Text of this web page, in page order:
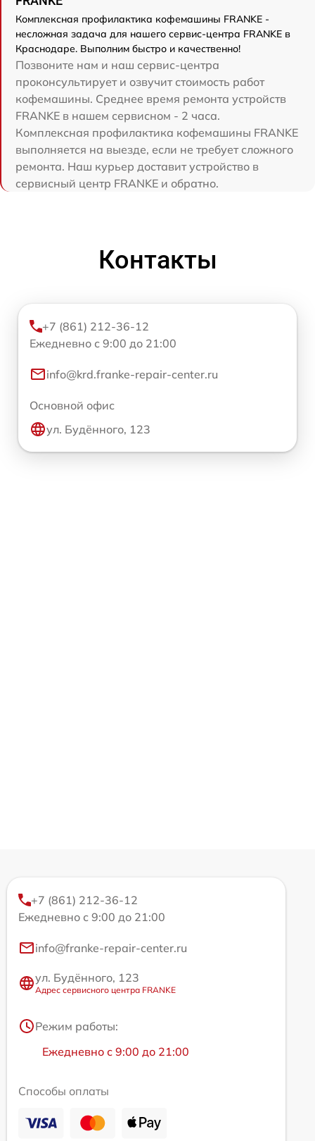
Комплексная профилактика кофемашины FRANKE -
несложная задача для нашего сервис-центра FRANKE в
Краснодаре. Выполним быстро и качественно!
Позвоните нам и наш сервис-центра
проконсультирует и озвучит стоимость работ
кофемашины. Среднее время ремонта устройств
FRANKE в нашем сервисном - 2 часа.
Комплексная профилактика кофемашины FRANKE
выполняется на выезде, если не требует сложного
ремонта. Наш курьер доставит устройство в
сервисный центр FRANKE и обратно.
Контакты
+7 (861) 212-36-12
Ежедневно с 9:00 до 21:00
info@krd.franke-repair-center.ru
Основной офис
ул. Будённого, 123
+7 (861) 212-36-12
Ежедневно с 9:00 до 21:00
info@franke-repair-center.ru
ул. Будённого, 123
Адрес сервисного центра FRANKE
Режим работы:
Ежедневно с 9:00 до 21:00
Способы оплаты